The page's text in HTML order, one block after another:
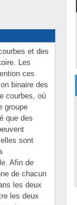
et des
Les
ces
binaire des
courbes, où
groupe
que des
sont
Afin de
de chacun
les deux
les deux